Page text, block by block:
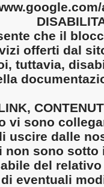
che il
offerti dal
tuttavia,
vi sono
uscire dalle
non sono sotto
del
eventuali